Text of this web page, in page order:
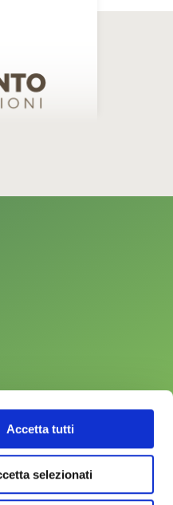
Accetta tutti
selezionati